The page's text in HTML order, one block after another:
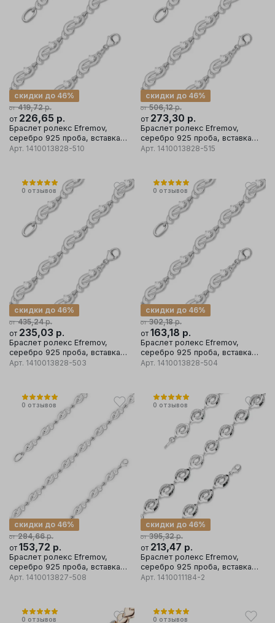
от 419,72р.
скидки до 46%
от 226,65 р.
Браслет ролекс Efremov,
серебро 925 проба, вставка
фианит
Арт. 1410013828-510
от 506,12р.
скидки до 46%
от 273,30 р.
Браслет ролекс Efremov,
серебро 925 проба, вставка
фианит
Арт. 1410013828-515
0 отзывов
от 435,24р.
скидки до 46%
от 235,03 р.
Браслет ролекс Efremov,
серебро 925 проба, вставка
фианит
Арт. 1410013828-503
0 отзывов
от 302,18р.
скидки до 46%
от 163,18 р.
Браслет ролекс Efremov,
серебро 925 проба, вставка
фианит
Арт. 1410013828-504
0 отзывов
от 284,66р.
скидки до 46%
от 153,72 р.
Браслет ролекс Efremov,
серебро 925 проба, вставка
фианит
Арт. 1410013827-508
0 отзывов
от 395,32р.
скидки до 46%
от 213,47 р.
Браслет ролекс Efremov,
серебро 925 проба, вставка
фианит
Арт. 1410011184-2
0 отзывов 0 отзывов